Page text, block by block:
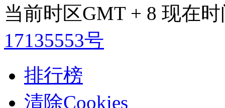
当前时区GMT + 8 现在
17135553号
排行榜
清除Cookies